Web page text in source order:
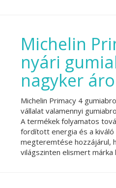
Michelin
nyári
nagyker
Michelin Primacy 4
vállalat valamennyi
A termékek folyamatos
fordított energia és a
megteremtése hozzájárul,
világszinten elismert márka